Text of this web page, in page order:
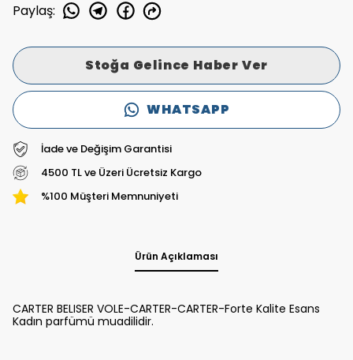
Paylaş:
Stoğa Gelince Haber Ver
WHATSAPP
İade ve Değişim Garantisi
4500 TL ve Üzeri Ücretsiz Kargo
%100 Müşteri Memnuniyeti
Ürün Açıklaması
CARTER BELISER VOLE-CARTER-CARTER-Forte Kalite Esans
Kadın parfümü muadilidir.